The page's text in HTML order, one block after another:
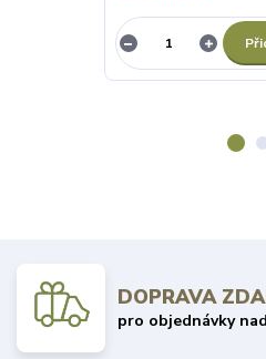
DOPRAVA
pro objednávky